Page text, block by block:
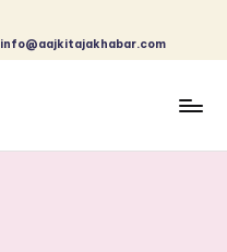
info@aajkitajakhabar.com